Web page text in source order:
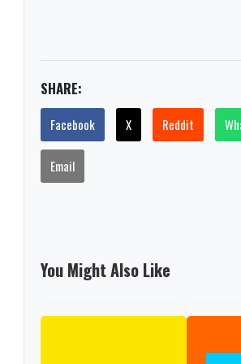
SHARE:
Facebook X Reddit
Email
You Might Also Like